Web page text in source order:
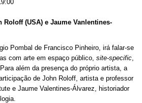
(USA) e Jaume Vanlentines-
Pombal de Francisco Pinheiro, irá falar-se
com arte em espaço público, site-specific
além da presença do próprio artista, a
de John Roloff, artista e professor
e Jaume Valentines-Álvarez, historiador